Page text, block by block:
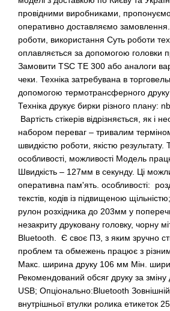
провідними виробниками,
оперативно доставляємо
роботи, використання Суть роботи
оплавляється за допомогою головки
Замовити TSC TE 300 або аналоги
чеки. Техніка затребувана в
допомогою термотрансферного друку
Техніка друкує бирки різного плану:
Вартість стікерів відрізняється, як
набором переваг – тривалим терміном
швидкістю роботи, якістю
особливості, можливості Модель
Швидкість – 127мм в секунду. Ці
оперативна пам'ять. особливості:
текстів, кодів із підвищеною
рулон розхідника до 203мм у
незакриту друковану головку, чорну
Bluetooth. Є своє ПЗ, з яким зручно
проблем та обмежень працює з
Макс. ширина друку 106 мм Мін.
Рекомендований обсяг друку за
USB; Опціонально:Bluetooth
внутрішньої втулки ролика етикеток